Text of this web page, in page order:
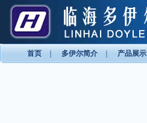
首页 多伊尔简介 产品展示